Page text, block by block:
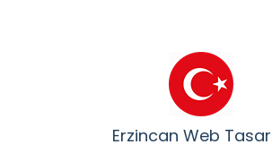
Erzincan Web